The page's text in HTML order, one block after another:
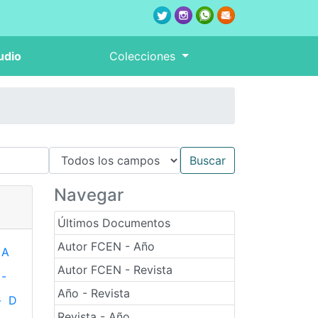
Colecciones
Navegar
Últimos Documentos
Autor FCEN - Año
Autor FCEN - Revista
Año - Revista
A
-
D